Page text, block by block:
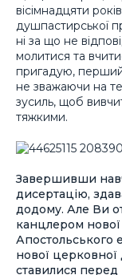
вісімнадцяти
душпастирської
ні за що не
молитися та
пригадую,
не зважаючи на
зусиль, щоб
тяжкими.
Завершивши
дисертацію,
додому. Але Ви
канцлером
Апостольського
нової церковної
ставилися перед